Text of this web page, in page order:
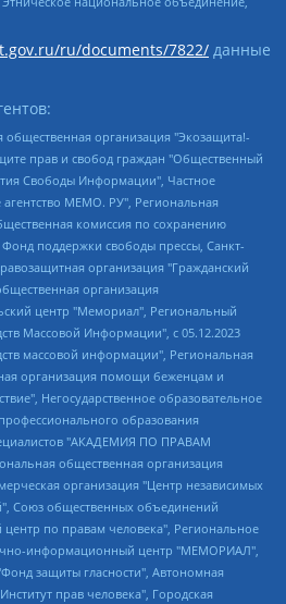
ru/documents/7822/ данные
24.02.2020), Великовский Дмитрий Александрович, Долинина Ирина Николаевна, Мароховская Алеся Алексеевна, Шлейнов Роман Юрьевич, Шмагун Олеся Валентиновна, Общество с ограниченной ответственностью "Альтаир 2021", Общество с ограниченной ответственностью "Вега 2021", Общество с ограниченной ответственностью "Главный редактор 2021", Общество с ограниченной ответственностью "Ромашки монолит", Важенков Артем Валерьевич, Ивановская областная общественная организация "Центр гендерных исследований", Гурман Юрий Альбертович, Медиапроект "ОВД-Инфо", Егоров Владимир Владимирович, Жилинский Владимир Александрович, Общество с ограниченной ответственностью "ЗП", Иванова София Юрьевна, Карезина Инна Павловна, Кильтау Екатерина Викторовна, Петров Алексей Викторович, Пискунов Сергей Евгеньевич, Смирнов Сергей Сергеевич, Тихонов Михаил Сергеевич, Общество с ограниченной ответственностью "ЖУРНАЛИСТ-ИНОСТРАННЫЙ АГЕНТ", Арапова Галина Юрьевна, Вольтская Татьяна Анатольевна, Американская компания "Mason G.E.S. Anonymous Foundation" (США), являющаяся владельцем интернет-издания https://mnews.world/, Компания "Stichting Bellingcat", зарегистрированная в Нидерландах (дата регистрации 11.07.2018), Захаров Андрей Вячеславович, Клепиковская Екатерина Дмитриевна, Общество с ограниченной ответственностью "МЕМО", Перл Роман Александрович, Симонов Евгений Алексеевич, Соловьева Елена Анатольевна, Сотников Даниил Владимирович, Сурначева Елизавета Дмитриевна, Автономная некоммерческая организация по защите прав человека и информированию населения "Якутия – Наше Мнение", Общество с ограниченной ответственностью "Москоу диджитал медиа", с 26.01.2023 Общество с ограниченной ответственностью "Чайка Белые сады", Ветошкина Валерия Валерьевна, Заговора Максим Александрович, Межрегиональное общественное движение "Российская ЛГБТ - сеть", Оленичев Максим Владимирович, Павлов Иван Юрьевич, Скворцова Елена Сергеевна, Общество с ограниченной ответственностью "Как бы инагент", Кочетков Игорь Викторович, Общество с ограниченной ответственностью "Честные выборы", Еланчик Олег Александрович, Общество с ограниченной ответственностью "Нобелевский призыв", Гималова Регина Эмилевна, Григорьев Андрей Валерьевич, Григорьева Алина Александровна, Ассоциация по содействию защите прав призывников, альтернативнослужащих и военнослужащих "Правозащитная группа "Гражданин.Армия.Право", Хисамова Регина Фаритовна, Автономная некоммерческая организация по реализации социально-правовых программ "Лилит", Дальневосточное общественное движение "Маяк", Санкт-Петербургская ЛГБТ-инициативная группа "Выход", Инициативная группа ЛГБТ+ "Реверс", Алексеев Андрей Викторович, Бекбулатова Таисия Львовна, Беляев Иван Михайлович, Владыкина Елена Сергеевна, Гельман Марат Александрович, Никульшина Вероника Юрьевна, Толоконникова Надежда Андреевна, Шендерович Виктор Анатольевич, Общество с ограниченной ответственностью "Данное сообщение", Общество с ограниченной ответственностью Издательский дом "Новая глава", Айнбиндер Александра Александровна, Московский комьюнити-центр для ЛГБТ+инициатив, Благотворительный фонд развития филантропии, Deutsche Welle (Германия, Kurt-Schumacher-Strasse 3, 53113 Bonn), Борзунова Мария Михайловна, Воробьев Виктор Викторович, Голубева Анна Львовна, Константинова Алла Михайловна, Малкова Ирина Владимировна, Мурадов Мурад Абдулгалимович, Осетинская Елизавета Николаевна, Понасенков Евгений Николаевич, Ганапольский Матвей Юрьевич, Киселев Евгений Алексеевич, Борухович Ирина Григорьевна, Дремин Иван Тимофеевич, Дубровский Дмитрий Викторович, Красноярская региональная общественная организация поддержки и развития альтернативных образовательных технологий и межкультурных коммуникаций "ИНТЕРРА", Маяковская Екатерина Алексеевна, Фейгин Марк Захарович, Филимонов Андрей Викторович, Дзугкоева Регина Николаевна, Доброхотов Роман Александрович, Дудь Юрий Александрович, Елкин Сергей Владимирович, Кругликов Кирилл Игоревич, Сабунаева Мария Леонидовна, Семенов Алексей Владимирович, Шаинян Карен Багратович, Шульман Екатерина Михайловна, Асафьев Артур Валерьевич, Вахштайн Виктор Семенович, Венедиктов Алексей Алексеевич, Лушникова Екатерина Евгеньевна, Волков Леонид Михайлович, Невзоров Александр Глебович, Пархоменко Сергей Борисович, Сироткин Ярослав Николаевич, Кара-Мурза Владимир Владимирович, Баранова Наталья Владимировна, Гозман Леонид Яковлевич, Кагарлицкий Борис Юльевич, Климарев Михаил Валерьевич, Милов Владимир Станиславович, Автономная некоммерческая организация Краснодарский центр современного искусства "Типография", Моргенштерн Алишер Тагирович, Соболь Любовь Эдуардовна, Общество с ограниченной ответственностью "ЛИЗА НОРМ", Каспаров Гарри Кимович, Ходорковский Михаил Борисович, Общество с ограниченной ответственностью "Апрельские тезисы", Данилович Ирина Брониславовна, Кашин Олег Владимирович, Петров Николай Владимирович, Пивоваров Алексей Владимирович, Соколов Михаил Владимирович, Цветкова Юлия Владимировна, Чичваркин Евгений Александрович, Комитет против пыток/Команда против пыток, Общество с ограниченной ответственностью "Первый научный", Общество с ограниченной ответственностью "Вертолет и ко", Белоцерковская Вероника Борисовна, Кац Максим Евгеньевич, Лазарева Татьяна Юрьевна, Шаведдинов Руслан Табризович, Яшин Илья Валерьевич, Общество с ограниченной ответственностью "Иноагент ААВ", Алешковский Дмитрий Петрович, Альбац Евгения Марковна, Быков Дмитрий Львович, Галямина Юлия Евгеньевна, Лойко Сергей Леонидович, Мартынов Кирилл Константинович, Медведев Сергей Александрович, Крашенинников Федор Геннадиевич, Гордеева Катерина Вл